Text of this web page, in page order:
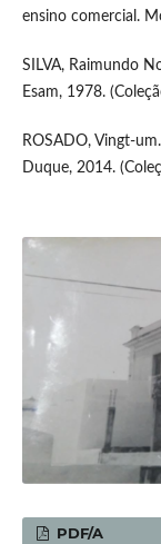
ensino comercial.
SILVA, Raimundo
Esam, 1978.
ROSADO, Vingt-
Duque, 2014.
PDF/A